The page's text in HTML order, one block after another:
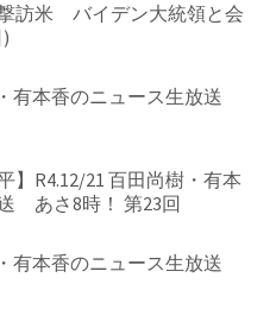
訪米 バイデン大統領と会
有本香のニュース生放送
】R4.12/21 百田尚樹・有本
あさ8時！ 第23回
有本香のニュース生放送